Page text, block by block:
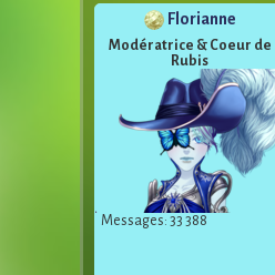
Florianne
Modératrice & Coeur de
Rubis
Messages: 33 388